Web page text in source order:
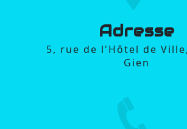
Adresse
5, rue de l'Hôtel de Ville, 45500
Gien